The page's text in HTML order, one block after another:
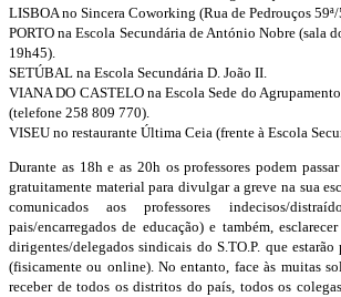
LISBOA no Sincera Coworking (Rua de Pedrouços
PORTO na Escola Secundária de António Nobre (sala
19h45).
SETÚBAL na Escola Secundária D. João II.
VIANA DO CASTELO na Escola Sede do
(telefone 258 809 770).
VISEU no restaurante Última Ceia (frente à Escola
Durante as 18h e as 20h os professores podem
gratuitamente material para divulgar a greve na sua
comunicados aos professores indecisos/
pais/encarregados de educação) e também,
dirigentes/delegados sindicais do S.TO.P. que estarão
(fisicamente ou online). No entanto, face às muitas
receber de todos os distritos do país, todos os